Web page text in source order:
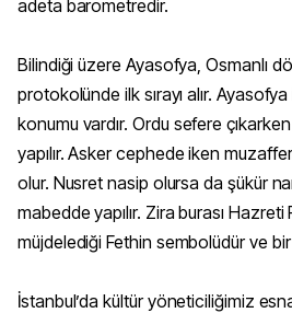
adeta barometredir.
Bilindiği üzere Ayasofya, Osmanlı
protokolünde ilk sırayı alır. Ayasofya
konumu vardır. Ordu sefere
yapılır. Asker cephede iken
olur. Nusret nasip olursa da şükür
mabedde yapılır. Zira burası
müjdelediği Fethin sembolüdür ve
İstanbul’da kültür yöneticiliğimiz